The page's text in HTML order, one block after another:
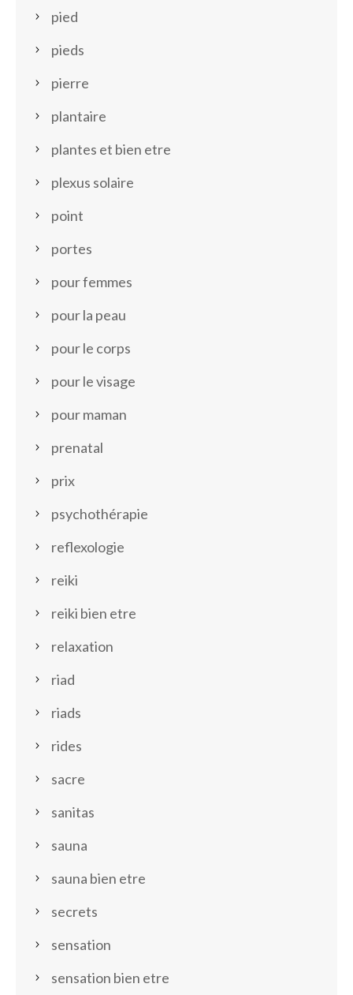
pied
pieds
pierre
plantaire
plantes et bien etre
plexus solaire
point
portes
pour femmes
pour la peau
pour le corps
pour le visage
pour maman
prenatal
prix
psychothérapie
reflexologie
reiki
reiki bien etre
relaxation
riad
riads
rides
sacre
sanitas
sauna
sauna bien etre
secrets
sensation
sensation bien etre